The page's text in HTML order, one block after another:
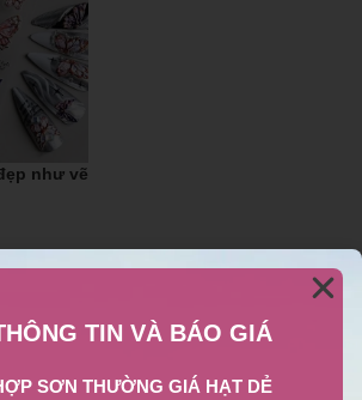
như vẽ
TIN VÀ BÁO GIÁ
SƠN THƯỜNG GIÁ HẠT DẺ